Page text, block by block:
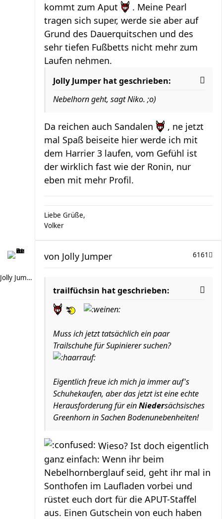
kommt zum Aput
. Meine Pearl
tragen sich super, werde sie aber auf
Grund des Dauerquitschen und des
sehr tiefen Fußbetts nicht mehr zum
Laufen nehmen.
Jolly Jumper hat geschrieben:
Nebelhorn geht, sagt Niko. ;o)
Da reichen auch Sandalen
, ne jetzt
mal Spaß beiseite hier werde ich mit
dem Harrier 3 laufen, vom Gefühl ist
der wirklich fast wie der Ronin, nur
eben mit mehr Profil.
Liebe Grüße,
Volker
Jolly Jumper
6161
von Jolly Jumper
trailfüchsin hat geschrieben:
Muss ich jetzt tatsächlich ein paar
Trailschuhe für Supinierer suchen?
Eigentlich freue ich mich ja immer auf's
Schuhekaufen, aber das jetzt ist eine echte
Herausforderung für einNiedersächsisches
Greenhorn in Sachen Bodenunebenheiten!
Wieso? Ist doch eigentlich
ganz einfach: Wenn ihr beim
Nebelhornberglauf seid, geht ihr mal in
Sonthofen im Laufladen vorbei und
rüstet euch dort für die APUT-Staffel
aus. Einen Gutschein von euch haben